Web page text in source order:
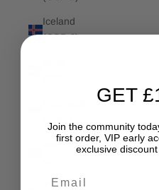
Iceland
(GBP £)
Iraq (GBP
Ireland
GET
Join the community
first order, VIP early
exclusive